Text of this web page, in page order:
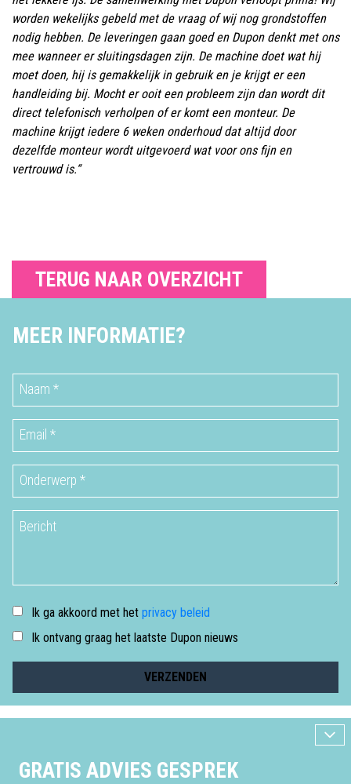
MEER INFORMATIE?
Ik ga akkoord met het privacy beleid
Ik ontvang graag het laatste Dupon nieuws
GRATIS ADVIES GESPREK
worden wekelijks gebeld met de vraag of wij nog grondstoffen
nodig hebben. De leveringen gaan goed en Dupon denkt met ons
mee wanneer er sluitingsdagen zijn. De machine doet wat hij
moet doen, hij is gemakkelijk in gebruik en je krijgt er een
handleiding bij. Mocht er ooit een probleem zijn dan wordt dit
direct telefonisch verholpen of er komt een monteur. De
machine krijgt iedere 6 weken onderhoud dat altijd door
dezelfde monteur wordt uitgevoerd wat voor ons fijn en
vertrouwd is.“
TERUG NAAR OVERZICHT